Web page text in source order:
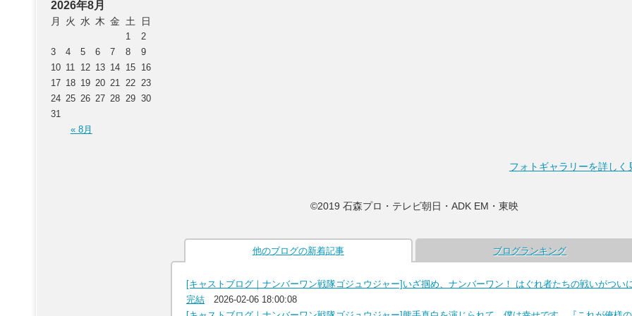
2026年8月
月 火 水 木 金 土 日
1
2
3
4 5 6 7 8
9
10 11 12 13 14 15 16
17 18 19 20 21 22 23
24 25 26 27 28 29 30
31
« 8月
フォトギャラリーを詳し
©2019 石森プロ・テレビ朝日・ADK EM・東映
他のブログの新着記事 ブログランキング
[キャストブログ｜ナンバーワン戦隊ゴジュウジャー]いざ掴め、ナンバーワン！ はぐれ者たちの戦いがつい
完結
2026-02-06 18:00:08